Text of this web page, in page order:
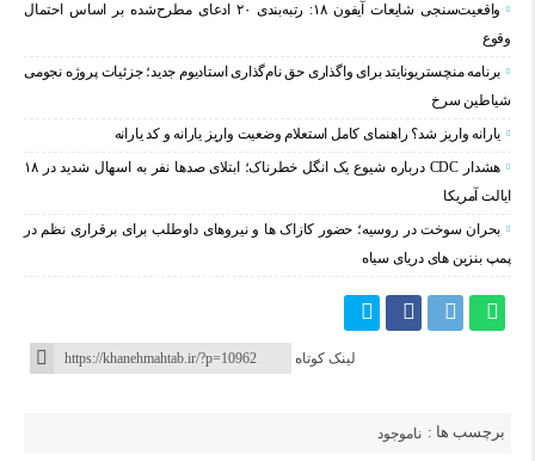
واقعیت‌سنجی شایعات آیفون ۱۸: رتبه‌بندی ۲۰ ادعای مطرح‌شده بر اساس احتمال
وقوع
برنامه منچستریونایتد برای واگذاری حق نام‌گذاری استادیوم جدید؛ جزئیات پروژه نجومی
شیاطین سرخ
یارانه واریز شد؟ راهنمای کامل استعلام وضعیت واریز یارانه و کد یارانه
هشدار CDC درباره شیوع یک انگل خطرناک؛ ابتلای صدها نفر به اسهال شدید در ۱۸
ایالت آمریکا
بحران سوخت در روسیه؛ حضور کازاک‌ ها و نیروهای داوطلب برای برقراری نظم در
پمپ بنزین‌ های دریای سیاه
لینک کوتاه
برچسب ها : ناموجود